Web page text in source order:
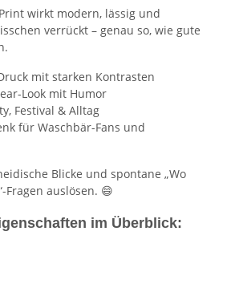
wirkt modern, lässig und
verrückt – genau so, wie gute
mit starken Kontrasten
Look mit Humor
Festival & Alltag
für Waschbär-Fans und
Blicke und spontane „Wo
Fragen auslösen. 😄
im Überblick: